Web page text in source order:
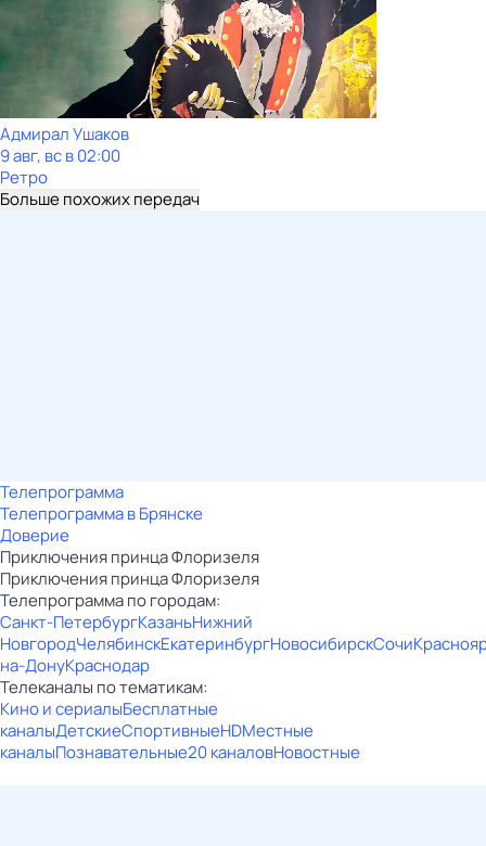
Адмирал Ушаков
9 авг, вс в 02:00
Ретро
Больше похожих передач
Телепрограмма
Телепрограмма в Брянске
Доверие
Приключения принца Флоризеля
Приключения принца Флоризеля
Телепрограмма по городам:
Санкт-ПетербургКазаньНижний
НовгородЧелябинскЕкатеринбургНовосибирскСочи
на-ДонуКраснодар
Телеканалы по тематикам:
Кино и сериалыБесплатные
каналыДетскиеСпортивныеHDМестные
каналыПознавательные20 каналовНовостные